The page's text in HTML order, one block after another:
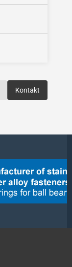
Kontakt